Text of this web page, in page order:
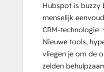
HubSpot
Certification
HubSpot
HubSpot Sales
Certification
HubSpot
Hubspot is buzzy
menselijk
CRM-technologie
Nieuwe tools,
vliegen je om de
zelden